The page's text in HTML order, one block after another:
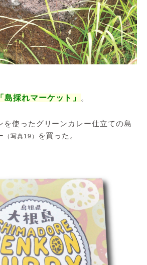
「島採れマーケット」 。
を使ったグリーンカレー仕立ての島
（写真19） を買った。